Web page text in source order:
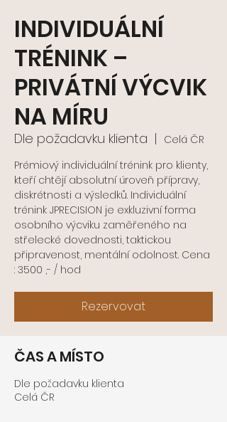
INDIVIDUÁLNÍ
TRÉNINK –
PRIVÁTNÍ VÝCVIK
NA MÍRU
Dle požadavku klienta
  |
Celá ČR
Prémiový individuální trénink pro klienty,
kteří chtějí absolutní úroveň přípravy,
diskrétnosti a výsledků. Individuální
trénink JPRECISION je exkluzivní forma
osobního výcviku zaměřeného na
střelecké dovednosti, taktickou
připravenost, mentální odolnost. Cena
: 3500 ,- / hod
Rezervovat
ČAS A MÍSTO
Dle požadavku klienta
Celá ČR